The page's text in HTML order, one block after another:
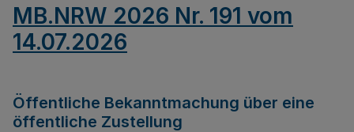
MB.NRW 2026 Nr. 191 vom
14.07.2026
Öffentliche Bekanntmachung über eine
öffentliche Zustellung